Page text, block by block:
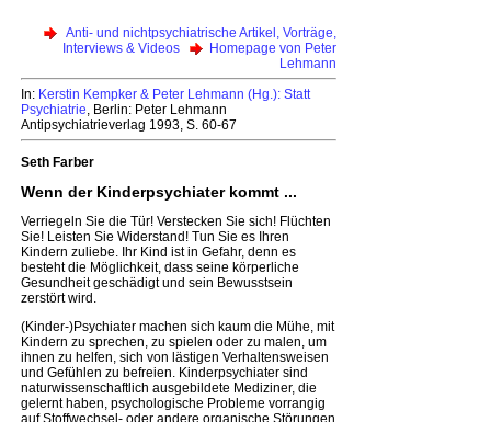
Anti- und nichtpsychiatrische Artikel, Vorträge,
Interviews & Videos
Homepage von Peter
Lehmann
In: Kerstin Kempker & Peter Lehmann (Hg.): Statt
Psychiatrie, Berlin: Peter Lehmann
Antipsychiatrieverlag 1993, S. 60-67
Seth Farber
Wenn der Kinderpsychiater kommt ...
Verriegeln Sie die Tür! Verstecken Sie sich! Flüchten
Sie! Leisten Sie Widerstand! Tun Sie es Ihren
Kindern zuliebe. Ihr Kind ist in Gefahr, denn es
besteht die Möglichkeit, dass seine körperliche
Gesundheit geschädigt und sein Bewusstsein
zerstört wird.
(Kinder-)Psychiater machen sich kaum die Mühe, mit
Kindern zu sprechen, zu spielen oder zu malen, um
ihnen zu helfen, sich von lästigen Verhaltensweisen
und Gefühlen zu befreien. Kinderpsychiater sind
naturwissenschaftlich ausgebildete Mediziner, die
gelernt haben, psychologische Probleme vorrangig
auf Stoffwechsel- oder andere organische Störungen